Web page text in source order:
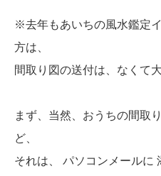
※去年もあいちの風水鑑定
方は、
間取り図の送付は、なくて
まず、当然、おうちの間取
ど、
それは、 パソコンメールに